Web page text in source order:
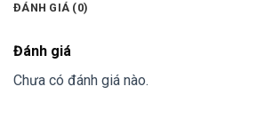
ĐÁNH GIÁ (0)
Đánh giá
Chưa có đánh giá nào.